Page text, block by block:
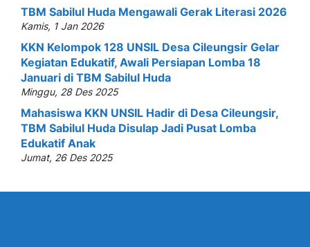
TBM Sabilul Huda Mengawali Gerak Literasi 2026
Kamis, 1 Jan 2026
KKN Kelompok 128 UNSIL Desa Cileungsir Gelar
Kegiatan Edukatif, Awali Persiapan Lomba 18
Januari di TBM Sabilul Huda
Minggu, 28 Des 2025
Mahasiswa KKN UNSIL Hadir di Desa Cileungsir,
TBM Sabilul Huda Disulap Jadi Pusat Lomba
Edukatif Anak
Jumat, 26 Des 2025